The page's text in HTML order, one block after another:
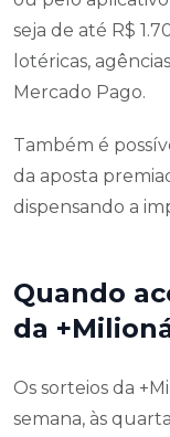
seja de até R$
lotéricas,
Mercado Pago.
Também é
da aposta
dispensando a
Quando
da
Os sorteios da
semana, às